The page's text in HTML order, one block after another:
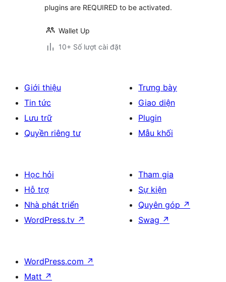
plugins are REQUIRED to be activated.
Wallet Up
10+ Số lượt cài đặt
Giới thiệu
Tin tức
Lưu trữ
Quyền riêng tư
Trưng bày
Giao diện
Plugin
Mẫu khối
Học hỏi
Hỗ trợ
Nhà phát triển
WordPress.tv ↗
Tham gia
Sự kiện
Quyên góp ↗
Swag ↗
WordPress.com ↗
Matt ↗